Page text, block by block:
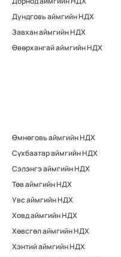
Дундговь аймгийн НДХ
Завхан аймгийн НДХ
Өвөрхангай аймгийн НДХ
Өмнөговь аймгийн НДХ
Сүхбаатар аймгийн НДХ
Сэлэнгэ аймгийн НДХ
Төв аймгийн НДХ
Увс аймгийн НДХ
Ховд аймгийн НДХ
Хөвсгөл аймгийн НДХ
Хэнтий аймгийн НДХ